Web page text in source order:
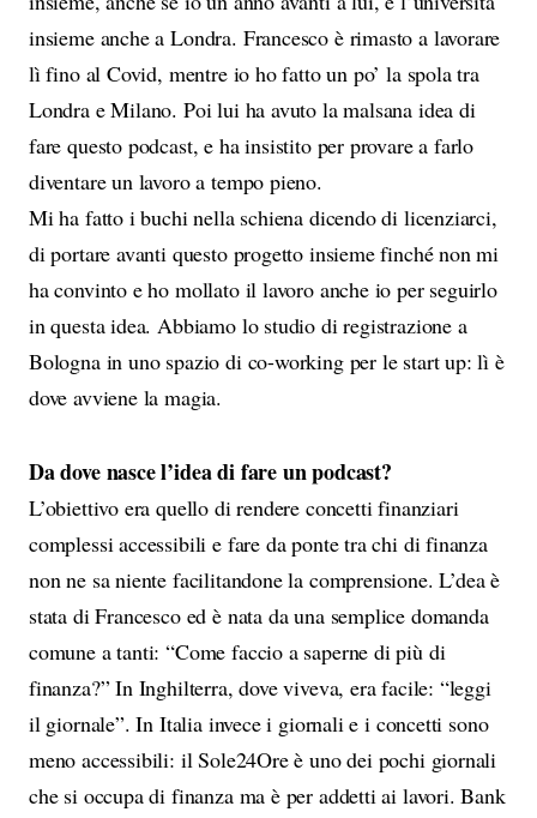
insieme anche a Londra. Francesco è rimasto a lavorare
lì fino al Covid, mentre io ho fatto un po’ la spola tra
Londra e Milano. Poi lui ha avuto la malsana idea di
fare questo podcast, e ha insistito per provare a farlo
diventare un lavoro a tempo pieno.
Mi ha fatto i buchi nella schiena dicendo di licenziarci,
di portare avanti questo progetto insieme finché non mi
ha convinto e ho mollato il lavoro anche io per seguirlo
in questa idea. Abbiamo lo studio di registrazione a
Bologna in uno spazio di co-working per le start up: lì è
dove avviene la magia.
Da dove nasce l’idea di fare un podcast?
L’obiettivo era quello di rendere concetti finanziari
complessi accessibili e fare da ponte tra chi di finanza
non ne sa niente facilitandone la comprensione. L’dea è
stata di Francesco ed è nata da una semplice domanda
comune a tanti: “Come faccio a saperne di più di
finanza?” In Inghilterra, dove viveva, era facile: “leggi
il giornale”. In Italia invece i giornali e i concetti sono
meno accessibili: il Sole24Ore è uno dei pochi giornali
che si occupa di finanza ma è per addetti ai lavori. Bank